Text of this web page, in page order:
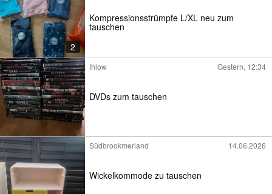
2
Kompressionsstrümpfe L/XL neu zum
tauschen
Ihlow Gestern, 12:34
DVDs zum tauschen
Südbrookmerland 14.06.2026
Wickelkommode zu tauschen